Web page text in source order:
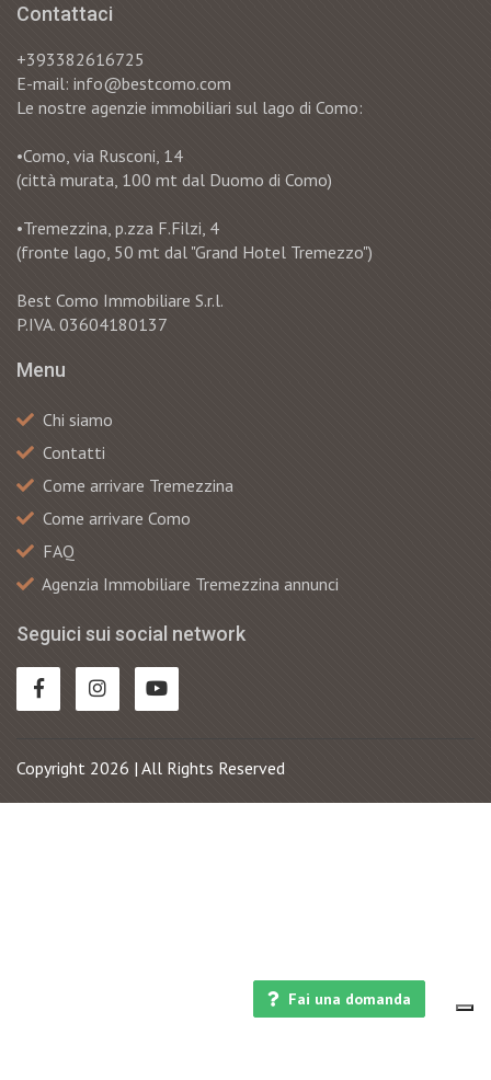
Contattaci
+393382616725
E-mail: info@bestcomo.com
Le nostre agenzie immobiliari sul lago di Como:
•Como, via Rusconi, 14
(città murata, 100 mt dal Duomo di Como)
•Tremezzina, p.zza F.Filzi, 4
(fronte lago, 50 mt dal "Grand Hotel Tremezzo")
Best Como Immobiliare S.r.l.
P.IVA. 03604180137
Menu
Chi siamo
Contatti
Сome arrivare Tremezzina
Come arrivare Como
FAQ
Agenzia Immobiliare Tremezzina annunci
Seguici sui social network
Copyright 2026 | All Rights Reserved
Fai una domanda